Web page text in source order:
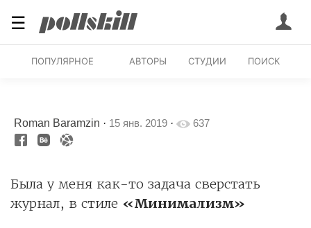
☰
ПОПУЛЯРНОЕ АВТОРЫ СТУДИИ ПОИСК
Roman Baramzin · 15 янв. 2019 · 637
Была у меня как-то задача сверстать
журнал, в стиле «Минимализм»